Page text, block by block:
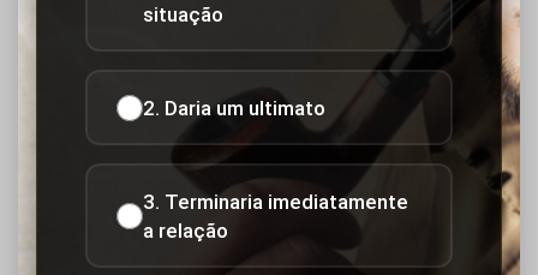
situação
2. Daria um ultimato
3. Terminaria imediatamente
a relação